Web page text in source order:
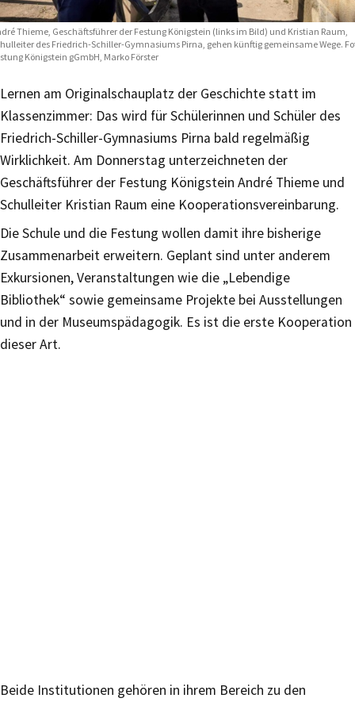
Thieme, Geschäftsführer der Festung Königstein (links im Bild) und Kristian Raum,
des Friedrich-Schiller-Gymnasiums Pirna, gehen künftig gemeinsame Wege.
Königstein gGmbH, Marko Förster
Lernen am Originalschauplatz der Geschichte statt im
Klassenzimmer: Das wird für Schülerinnen und Schüler des
Friedrich-Schiller-Gymnasiums Pirna bald regelmäßig
Wirklichkeit. Am Donnerstag unterzeichneten der
Geschäftsführer der Festung Königstein André Thieme und
Schulleiter Kristian Raum eine Kooperationsvereinbarung.
Die Schule und die Festung wollen damit ihre bisherige
Zusammenarbeit erweitern. Geplant sind unter anderem
Exkursionen, Veranstaltungen wie die „Lebendige
Bibliothek“ sowie gemeinsame Projekte bei Ausstellungen
und in der Museumspädagogik. Es ist die erste Kooperation
dieser Art.
Beide Institutionen gehören in ihrem Bereich zu den